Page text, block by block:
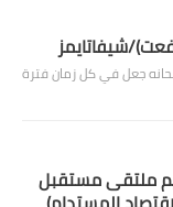
شيفاتايمز
جعل في كل زمان فترة
ملتقى مستقبل